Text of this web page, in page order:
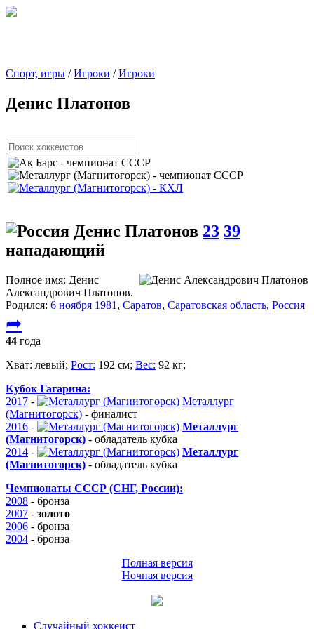
Спорт, игры /Игроки /Игроки
Денис Платонов
Денис Платонов 23 39
нападающий
Полное имя: Денис
Александрович Платонов.
Родился: 6 ноября 1981 , Саратов, Саратовская область, Россия
➦
44 года
Хват: левый; Рост: 192 см; Вес: 92 кг;
Кубок Гагарина:
2017 -
Металлург
(Магнитогорск) - финалист
2016 -
Металлург
(Магнитогорск) - обладатель кубка
2014 -
Металлург
(Магнитогорск) - обладатель кубка
Чемпионаты СССР (СНГ, России):
2008 - бронза
2007 - золото
2006 - бронза
2004 - бронза
Полная версия
Ночная версия
Случайный хоккеист